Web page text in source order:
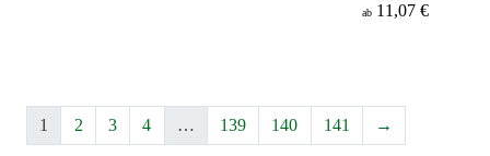
ab 11,07 €
1 2 3 4 … 139 140 141 →